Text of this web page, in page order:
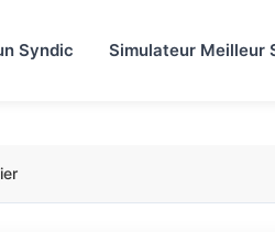
Syndic Simulateur Meilleur